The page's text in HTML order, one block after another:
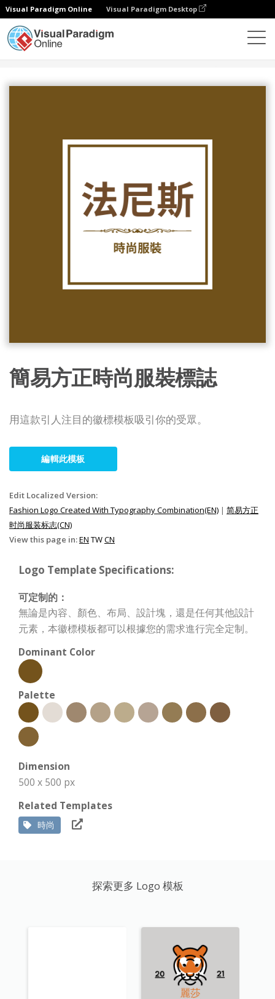
Visual Paradigm Online Visual Paradigm Desktop
簡易方正時尚服裝標誌
用這款引人注目的徽標模板吸引你的受眾。
編輯此模板
Edit Localized Version:
Fashion Logo Created With Typography Combination(EN) | 简易方正
时尚服装标志(CN)
View this page in:EN TWCN
Logo Template Specifications:
可定制的：
無論是內容、顏色、布局、設計塊，還是任何其他設計
元素，本徽標模板都可以根據您的需求進行完全定制。
Dominant Color
Palette
Dimension
500 x 500 px
Related Templates
時尚
探索更多 Logo 模板